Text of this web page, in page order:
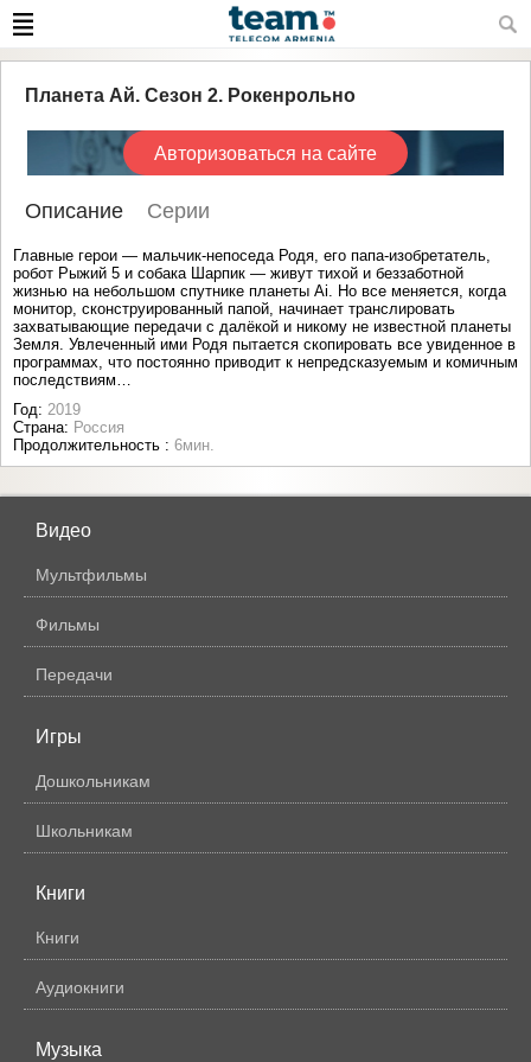
Планета Ай. Сезон 2. Рокенрольно
Авторизоваться на сайте
Описание Серии
Главные герои — мальчик-непоседа Родя, его папа-изобретатель,
робот Рыжий 5 и собака Шарпик — живут тихой и беззаботной
жизнью на небольшом спутнике планеты Ai. Но все меняется, когда
монитор, сконструированный папой, начинает транслировать
захватывающие передачи с далёкой и никому не известной планеты
Земля. Увлеченный ими Родя пытается скопировать все увиденное в
программах, что постоянно приводит к непредсказуемым и комичным
последствиям…
Год: 2019
Страна: Россия
Продолжительность : 6мин.
Видео
Мультфильмы
Фильмы
Передачи
Игры
Дошкольникам
Школьникам
Книги
Книги
Аудиокниги
Музыка